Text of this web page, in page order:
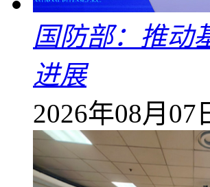
国防部：推动
进展
2026年08月07